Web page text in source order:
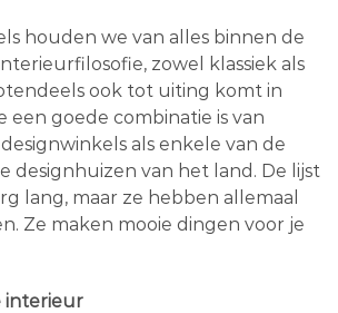
houden we van alles binnen de
zowel klassiek als
ook tot uiting komt in
een goede combinatie is van
als enkele van de
designhuizen van het land. De lijst
lang, maar ze hebben allemaal
Ze maken mooie dingen voor je
interieur